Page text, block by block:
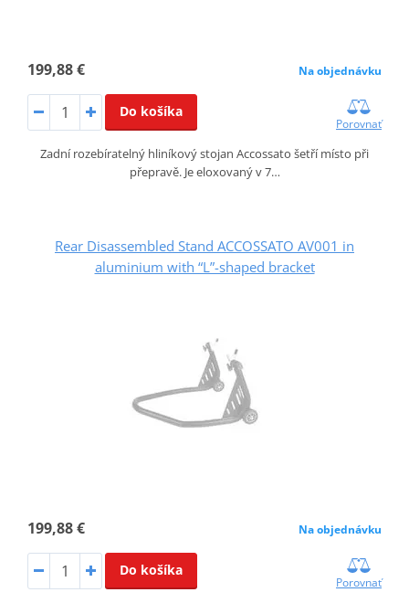
199,88 € Na objednávku
Do košíka
Porovnať
Zadní rozebíratelný hliníkový stojan Accossato šetří místo při
přepravě. Je eloxovaný v 7…
Rear Disassembled Stand ACCOSSATO AV001 in
aluminium with “L”-shaped bracket
199,88 € Na objednávku
Do košíka
Porovnať